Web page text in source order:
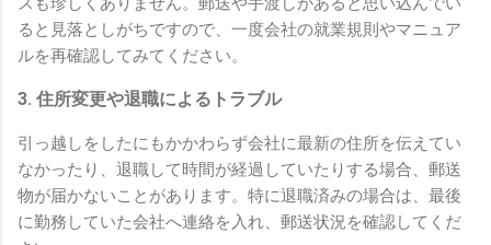
ると見落としがちですので、一度会社の就業規則やマニュア
ルを再確認してみてください。
3. 住所変更や退職によるトラブル
引っ越しをしたにもかかわらず会社に最新の住所を伝えてい
なかったり、退職して時間が経過していたりする場合、郵送
物が届かないことがあります。特に退職済みの場合は、最後
に勤務していた会社へ連絡を入れ、郵送状況を確認してくだ